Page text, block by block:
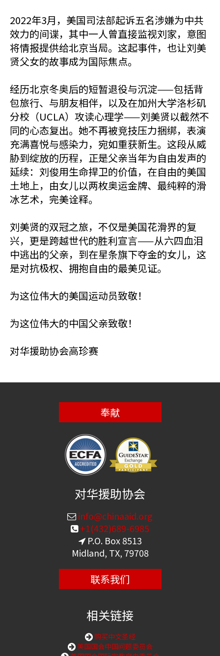
2022年3月，美国司法部起诉五名涉嫌为中共
效力的间谍，其中一人曾直接监视刘家，意图
将情报提供给北京当局。这起事件，也让刘美
贤父女的故事成为国际焦点。
经历北京冬奥后的短暂退役与沉淀——包括背
包旅行、与朋友相伴，以及在加州大学洛杉矶
分校（UCLA）攻读心理学——刘美贤以截然不
同的心态复出。她不再被竞技压力捆绑，表演
充满喜悦与感染力，宛如重获新生。这段从威
胁到绽放的历程，正是父亲当年为自由发声的
延续：刘俊用生命捍卫的价值，在自由的美国
土地上，由女儿以两枚奥运金牌、最纯粹的滑
冰艺术，完美诠释。
刘美贤的双冠之旅，不仅是美国花滑界的复
兴，更是跨越世代的胜利宣言——从六四血泪
中逃出的父亲，到在星条旗下夺金的女儿，这
是对抗极权、拥抱自由的最美见证。
为这位伟大的美国运动员致敬！
为这位伟大的中国父亲致敬！
对华援助协会高珍赛
奉献
对华援助协会
info@chinaaid.org
+1(432)689-6985
P.O. Box 8513
Midland, TX, 79708
联系我们
相关链接
购买中文圣经
美国国会中国问题委员会